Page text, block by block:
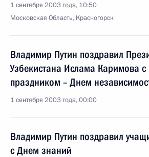
1 сентября 2003 года, 10:50
Московская Область, Красногорск
Владимир Путин поздравил
Узбекистана Ислама Каримова
праздником – Днем
1 сентября 2003 года, 00:00
Владимир Путин поздравил
с Днем знаний